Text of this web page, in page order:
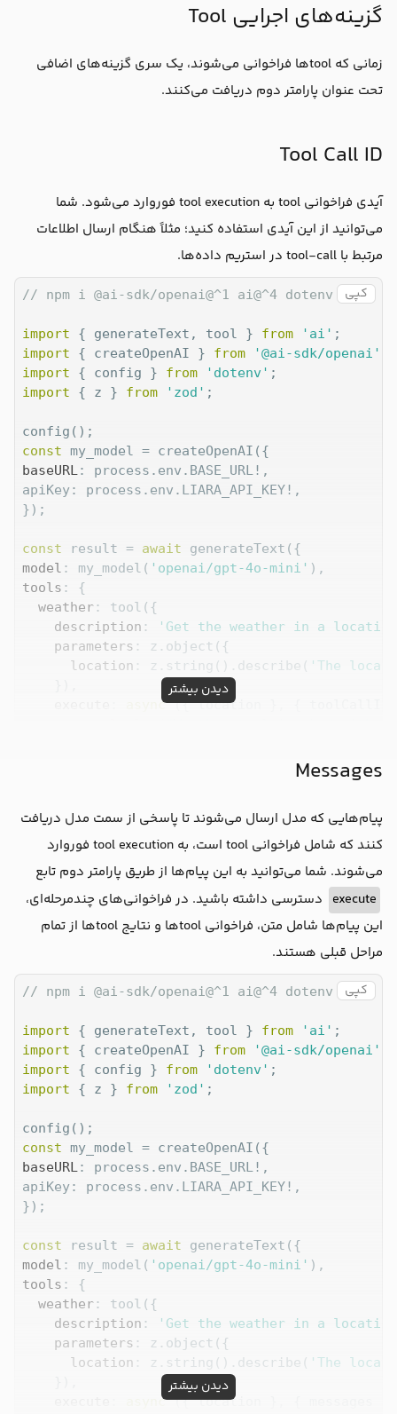
prompt: 'What is the weather in Tehran?',
گزینه‌های اجرایی Tool
زمانی که toolها فراخوانی می‌شوند، یک سری گزینه‌های اضافی
تحت عنوان پارامتر دوم دریافت می‌کنند.
Tool Call ID
آیدی فراخوانی tool به tool execution فوروارد می‌شود. شما
می‌توانید از این آیدی استفاده کنید؛ مثلاً هنگام ارسال اطلاعات
مرتبط با tool-call در استریم داده‌ها.
کپی
// npm i @ai-sdk/openai@^1 ai@^4 dotenv zod
import { generateText, tool } from 'ai'
import { createOpenAI } from '@ai-sdk/openai'
import { config } from 'dotenv'
import { z } from 'zod' ;
const
baseURL : process.env.BASE_URL!,
apiKey: process.env.LIARA_API_KEY!,
});
const result = await
model : my_model( 'openai/gpt-4o-mini'
tools : {
weather: tool({
description :
'Get the weather in a
parameters : z.object({
location : z.string().describe( 'The
async ({ location }, { toolCallId
      };
    },
},
toolChoice: 'required', // force the model to
prompt : 'What is the weather in Tehran?'
,
دیدن بیشتر
Messages
پیام‌هایی که مدل ارسال می‌شوند تا پاسخی از سمت مدل دریافت
کنند که شامل فراخوانی tool است، به tool execution فوروارد
می‌شوند. شما می‌توانید به این پیام‌ها از طریق پارامتر دوم تابع
execute دسترسی داشته باشید. در فراخوانی‌های چندمرحله‌ای،
این پیام‌ها شامل متن، فراخوانی toolها و نتایج toolها از تمام
مراحل قبلی هستند.
کپی
// npm i @ai-sdk/openai@^1 ai@^4 dotenv zod
import { generateText, tool } from 'ai'
import { createOpenAI } from '@ai-sdk/openai'
import { config } from 'dotenv'
import { z } from 'zod' ;
const
baseURL : process.env.BASE_URL!,
apiKey: process.env.LIARA_API_KEY!,
});
const result = await
model : my_model( 'openai/gpt-4o-mini'
tools : {
weather: tool({
description :
'Get the weather in a
parameters : z.object({
location : z.string().describe( 'The
async ({ location }, { messages
دیدن بیشتر